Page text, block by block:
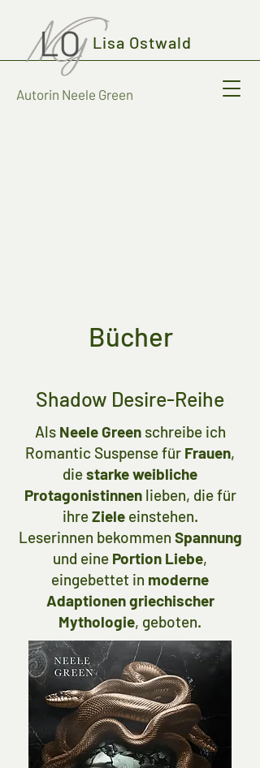
Lisa Ostwald
Autorin Neele Green
Bücher
Shadow Desire-Reihe
Als Neele Greenschreibe ich
Romantic Suspense für Frauen,
diestarke weibliche
Protagonistinnenlieben, die für
ihreZiele einstehen.
Leserinnen bekommen Spannung
und eine Portion Liebe,
eingebettet in moderne
Adaptionen griechischer
Mythologie, geboten.